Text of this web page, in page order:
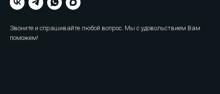
Звоните и спрашивайте любой вопрос. Мы с удовольствием Вам
поможем!